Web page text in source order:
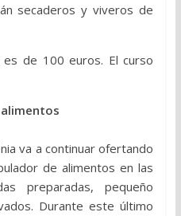
secaderos y viveros de
de 100 euros. El curso
va a continuar ofertando
de alimentos en las
preparadas, pequeño
Durante este último